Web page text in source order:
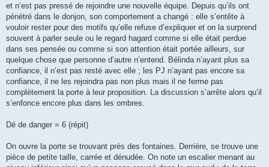
et n’est pas pressé de rejoindre une nouvelle équipe. Depuis qu’ils ont
pénétré dans le donjon, son comportement a changé : elle s’entête à
vouloir rester pour des motifs qu’elle refuse d’expliquer et on la surprend
souvent à parler seule ou le regard hagard comme si elle était perdue
dans ses pensée ou comme si son attention était portée ailleurs, sur
quelque chose que personne d’autre n’entend. Bélinda n’ayant plus sa
confiance, il n’est pas resté avec elle ; les PJ n’ayant pas encore sa
confiance, il ne les rejoindra pas non plus mais il ne ferme pas
complètement la porte à leur proposition. La discussion s’arrête alors qu’il
s’enfonce encore plus dans les ombres.
Dé de danger = 6 (répit)
On ouvre la porte se trouvant près des fontaines. Derrière, se trouve une
pièce de petite taille, carrée et dénudée. On note un escalier menant au